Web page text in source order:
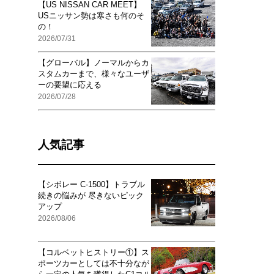
【US NISSAN CAR MEET】
USニッサン勢は寒さも何のそ
の！
2026/07/31
【グローバル】ノーマルからカ
スタムカーまで、様々なユーザ
ーの要望に応える
2026/07/28
人気記事
【シボレー C-1500】トラブル
続きの悩みが 尽きないピック
アップ
2026/08/06
【コルベットヒストリー①】ス
ポーツカーとしては不十分なが